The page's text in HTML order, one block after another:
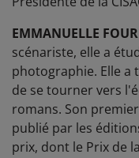
EMMANUELLE
scénariste, elle a
photographie. Elle a
de se tourner vers
romans. Son
publié par les
prix, dont le Prix de